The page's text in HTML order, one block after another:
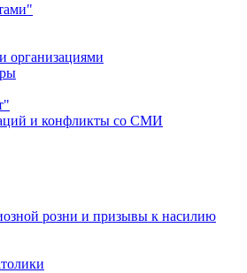
организациями
и конфликты со СМИ
розни и призывы к насилию